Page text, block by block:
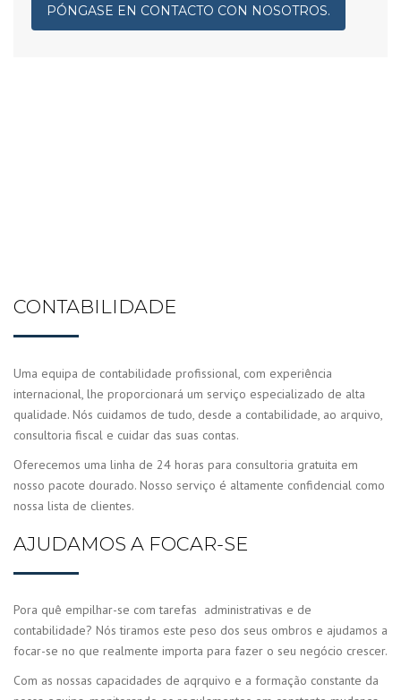
PÓNGASE EN CONTACTO CON NOSOTROS.
CONTABILIDADE
Uma equipa de contabilidade profissional, com experiência
internacional, lhe proporcionará um serviço especializado de alta
qualidade. Nós cuidamos de tudo, desde a contabilidade, ao arquivo,
consultoria fiscal e cuidar das suas contas.
Oferecemos uma linha de 24 horas para consultoria gratuita em
nosso pacote dourado. Nosso serviço é altamente confidencial como
nossa lista de clientes.
AJUDAMOS A FOCAR-SE
Pora quê empilhar-se com tarefas administrativas e de
contabilidade? Nós tiramos este peso dos seus ombros e ajudamos a
focar-se no que realmente importa para fazer o seu negócio crescer.
Com as nossas capacidades de aqrquivo e a formação constante da